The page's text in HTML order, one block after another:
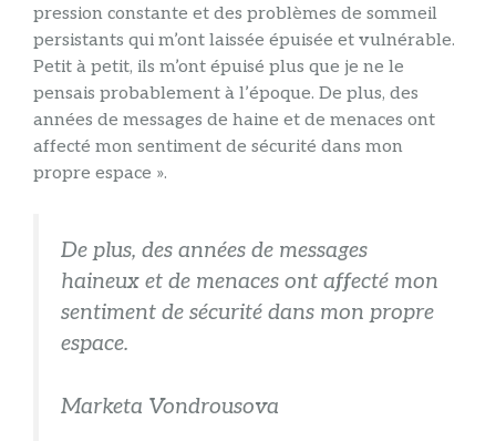
pression constante et des problèmes de sommeil
persistants qui m’ont laissée épuisée et vulnérable.
Petit à petit, ils m’ont épuisé plus que je ne le
pensais probablement à l’époque. De plus, des
années de messages de haine et de menaces ont
affecté mon sentiment de sécurité dans mon
propre espace ».
De plus, des années de messages
haineux et de menaces ont affecté mon
sentiment de sécurité dans mon propre
espace.
Marketa Vondrousova